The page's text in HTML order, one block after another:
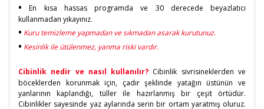
•
En kısa hassas programda ve 30 derecede beyazlatıcı
kullanmadan yıkayınız.
• Kuru temizleme yapmadan ve sıkmadan asarak kurutunuz.
• Kesinlik ile ütülenmez, yanma riski vardır.
Cibinlik nedir ve nasıl kullanılır? Cibinlik sivrisineklerden ve
böceklerden korunmak için, çadır şeklinde yatağın üstünün ve
yanlarının kaplandığı, tüller ile hazırlanmış bir çeşit örtüdür.
Cibinlikler sayesinde yaz aylarında serin bir ortam yaratmış oluruz.